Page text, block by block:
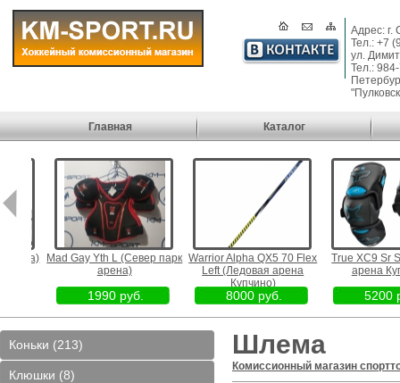
Адрес: г.
Тел.: +7
ул.
Тел.:
Главная Каталог
Mad Gay Yth L (Север парк
арена)
1990 руб.
Warrior Alpha QX5 70 Flex
Left (Ледовая арена
Купчино)
8000 руб.
True XC9 Sr S
арена
5200
Коньки (213)
Клюшки (8)
Шлема
Комиссионный магазин